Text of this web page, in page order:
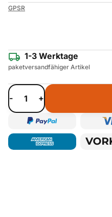
GPSR
1-3 Werktage
paketversandfähiger Artikel
- +